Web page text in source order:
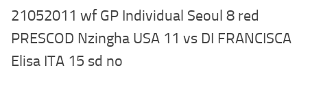
21052011 wf GP Individual Seoul 8 red
PRESCOD Nzingha USA 11 vs DI FRANCISCA
Elisa ITA 15 sd no